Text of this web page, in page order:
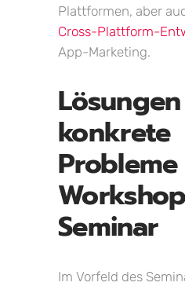
Plattformen, aber
Cross-Plattform-
App-Marketing.
konkrete
Seminar
Im Vorfeld des